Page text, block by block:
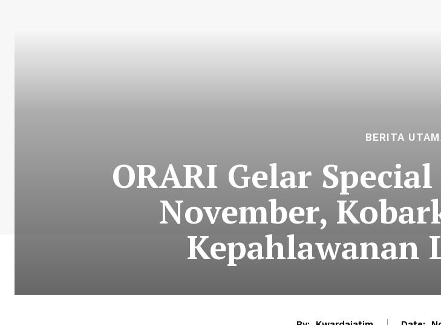
BERITA
ORARI Gelar
November,
Kepahlawanan